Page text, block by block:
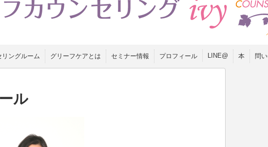
リングルーム グリーフケアとは セミナー情報 プロフィール LINE@ 本 問
ル